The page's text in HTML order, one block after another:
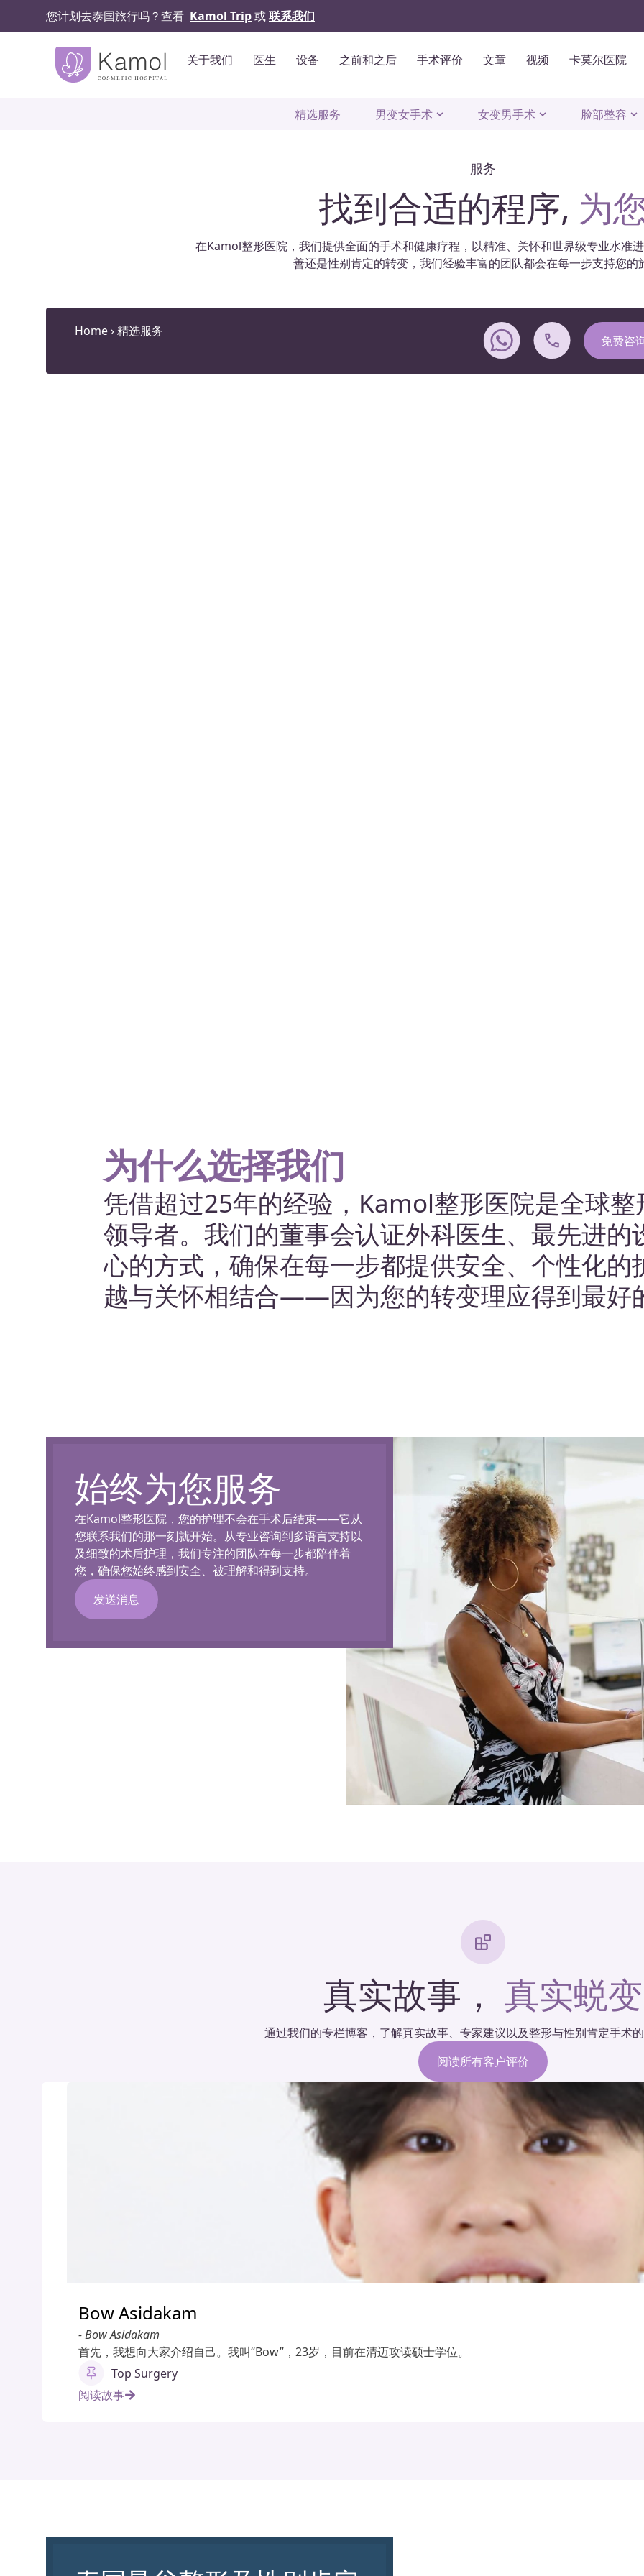
您计划去泰国旅行吗？查看 Kamol Trip或联系我们
关于我们 医生 设备 之前和之后 手术评价 文章 视频 卡莫尔医院
精选服务 男变女手术 女变男手术 脸部整容
服务
找到合适的程序, 为
在Kamol整形医院，我们提供全面的手术和健康疗程，以精准、关怀和世界级专业水准
善还是性别肯定的转变，我们经验丰富的团队都会在每一步支持您的
Home›精选服务
免费咨
为什么选择我们
凭借超过25年的经验，Kamol整形医院是全球
领导者。我们的董事会认证外科医生、最先进的
心的方式，确保在每一步都提供安全、个性化的
越与关怀相结合——因为您的转变理应得到最好
始终为您服务
在Kamol整形医院，您的护理不会在手术后结束——它从
您联系我们的那一刻就开始。从专业咨询到多语言支持以
及细致的术后护理，我们专注的团队在每一步都陪伴着
您，确保您始终感到安全、被理解和得到支持。
发送消息
真实故事， 真实蜕变
通过我们的专栏博客，了解真实故事、专家建议以及整形与性别肯定手术
阅读所有客户评价
Bow Asidakam
- Bow Asidakam
首先，我想向大家介绍自己。我叫“Bow”，23岁，目前在清迈攻读硕士学位。
Top Surgery
阅读故事